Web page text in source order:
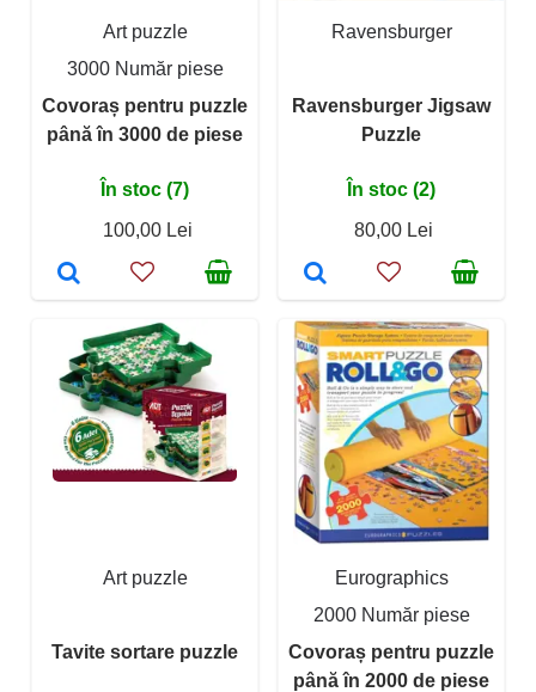
Art puzzle
3000 Număr piese
Covoraș pentru puzzle
până în 3000 de piese
În stoc (7)
100,00 Lei
Ravensburger
Ravensburger Jigsaw
Puzzle
În stoc (2)
80,00 Lei
Art puzzle
Tavite sortare puzzle
Eurographics
2000 Număr piese
Covoraș pentru puzzle
până în 2000 de piese